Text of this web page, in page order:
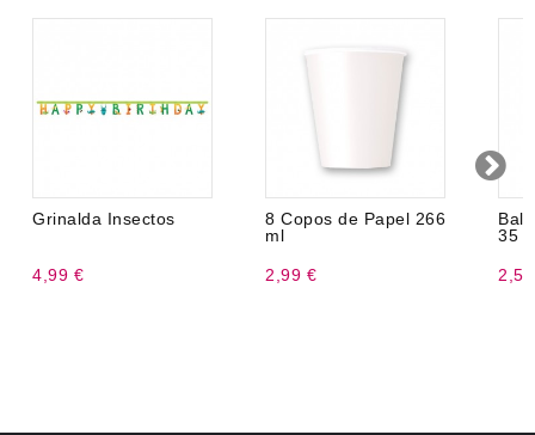
Grinalda Insectos
4,99 €
8 Copos de Papel 266
ml
2,99 €
35